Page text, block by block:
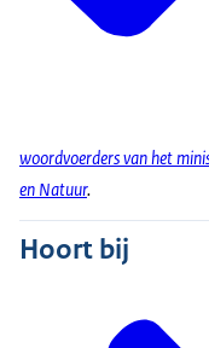
woordvoerders van het
en Natuur.
Hoort bij